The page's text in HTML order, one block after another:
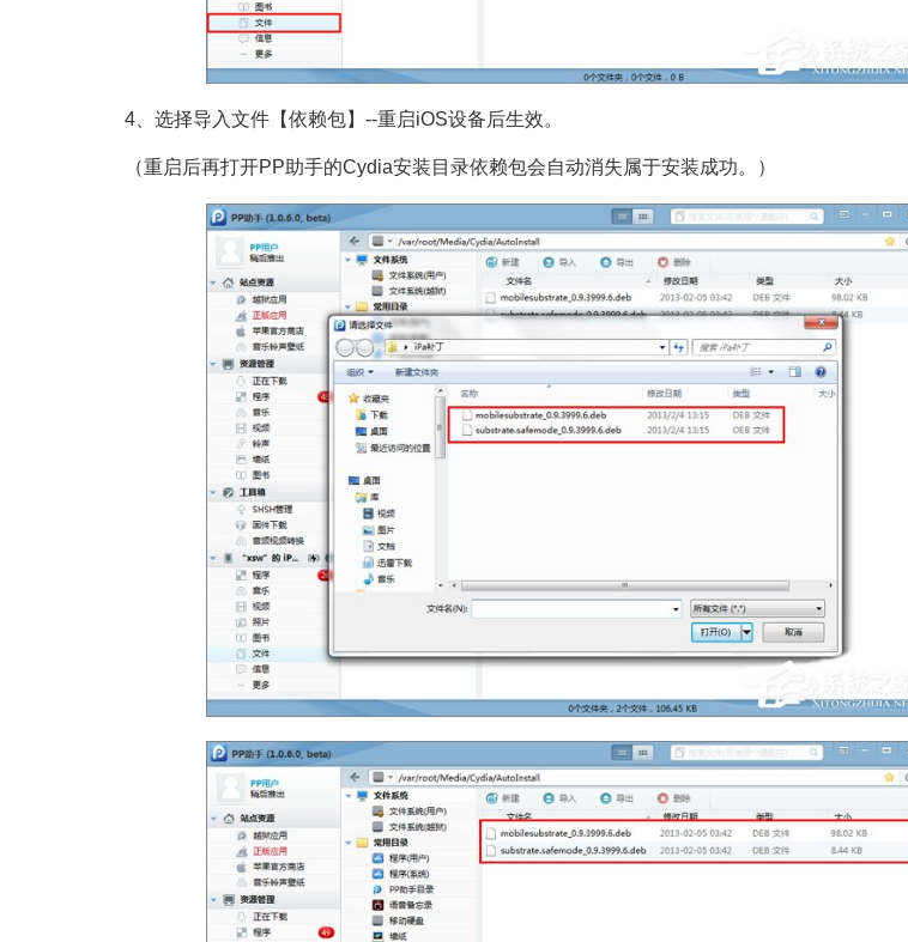
4、选择导入文件【依赖包】--重启iOS设备后生效。
（重启后再打开PP助手的Cydia安装目录依赖包会自动消失属于安装成功。）